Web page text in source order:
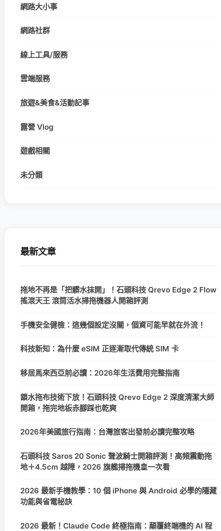
網路大小事
網路社群
線上工具/服務
雲端服務
旅遊&美食&活動記事
露營 Vlog
遊戲相關
未分類
最新文章
拖地不再是「把髒水抹開」！石頭科技 Qrevo Edge 2 Flow
搖滾天王 滾筒活水掃拖機器人開箱評測
手機安全健檢：這幾個設定沒關，個資可能早就在外流！
科技新知：為什麼 eSIM 正逐漸取代傳統 SIM 卡
移居馬來西亞前必讀：2026年生活費用完整指南
鎖水拖布技術下放！石頭科技 Qrevo Edge 2 深度清潔大師
開箱，拖完地板赤腳踩也乾爽
2026年美國旅行指南：台灣旅客出發前必讀完整攻略
石頭科技 Saros 20 Sonic 聲波騎士開箱評測！高頻震動拖
地＋4.5cm 越障，2026 旗艦掃拖機皇一次看
2026 最新手機教學：10 個 iPhone 與 Android 必學的隱藏
功能與省電秘訣
2026 最新！Claude Code 終極指南：顛覆終端機的 AI 程